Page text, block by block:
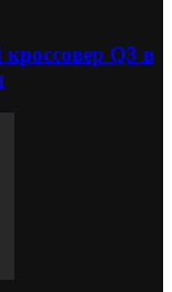
Q3 в